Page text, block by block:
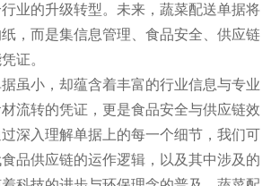
业的升级转型。未来，蔬菜配送单据将
，而是集信息管理、食品安全、供应链
证。
虽小，却蕴含着丰富的行业信息与专业
流转的凭证，更是食品安全与供应链效
深入理解单据上的每一个细节，我们可
品供应链的运作逻辑，以及其中涉及的